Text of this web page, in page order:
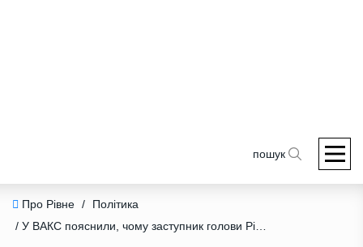
пошук
Про Рівне /
Політика
/ У ВАКС пояснили, чому заступник голови Рівнеоблради Свисталюк досі не отримав вирок